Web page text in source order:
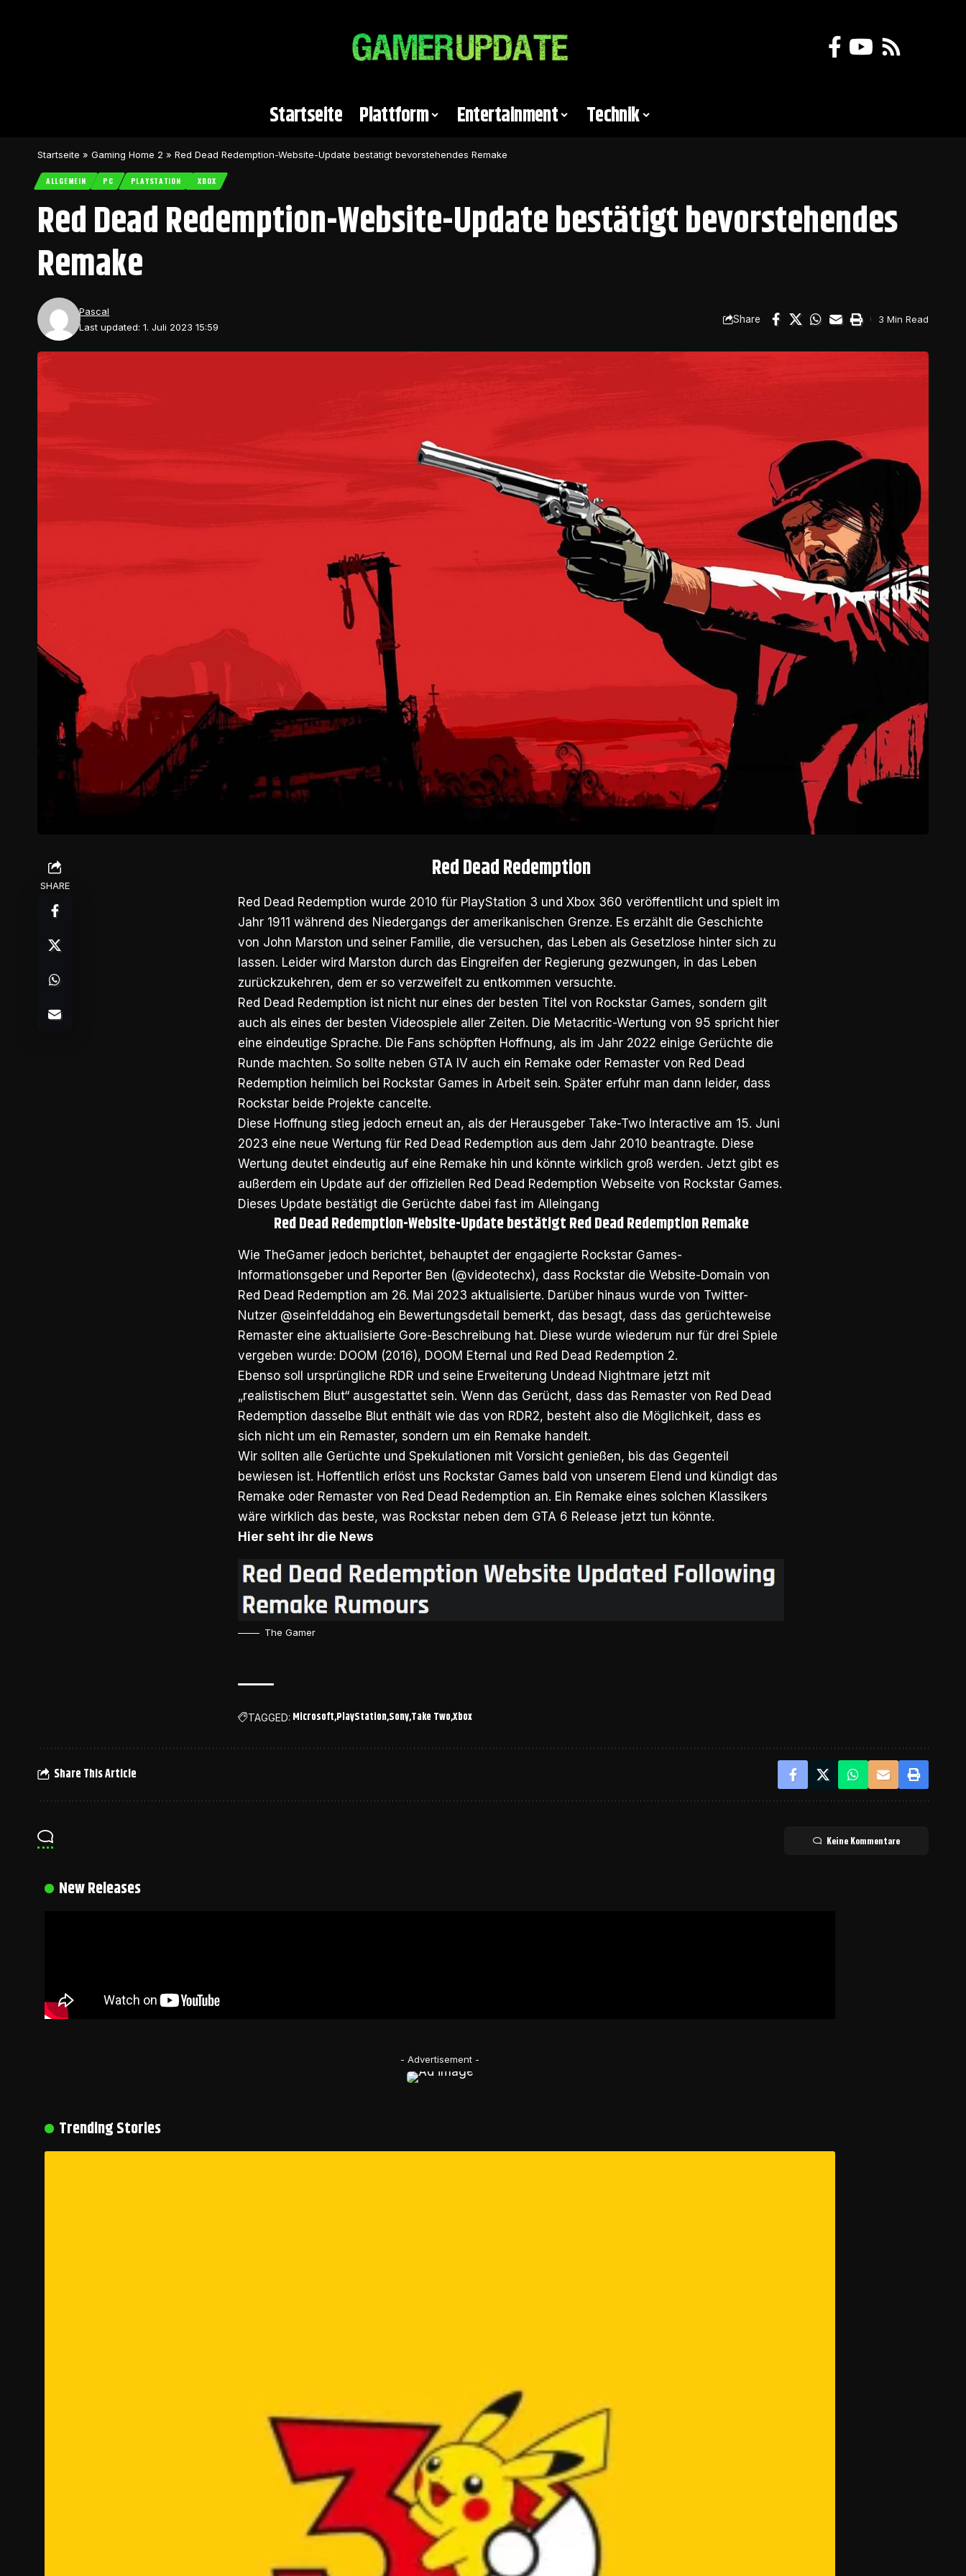
Startseite Plattform Entertainment Technik
Startseite » Gaming Home 2 » Red Dead Redemption-Website-Update bestätigt bevorstehendes Remake
ALLGEMEIN PC PLAYSTATION XBOX
Red Dead Redemption-Website-Update bestätigt bevorstehendes
Remake
Last updated: 1. Juli 2023 15:59
Pascal
Share 3 Min Read
SHARE
Red Dead Redemption
Red Dead Redemption wurde 2010 für PlayStation 3 und Xbox 360 veröffentlicht und spielt im
Jahr 1911 während des Niedergangs der amerikanischen Grenze. Es erzählt die Geschichte
von John Marston und seiner Familie, die versuchen, das Leben als Gesetzlose hinter sich zu
lassen. Leider wird Marston durch das Eingreifen der Regierung gezwungen, in das Leben
zurückzukehren, dem er so verzweifelt zu entkommen versuchte.
Red Dead Redemption ist nicht nur eines der besten Titel von Rockstar Games, sondern gilt
auch als eines der besten Videospiele aller Zeiten. Die Metacritic-Wertung von 95 spricht hier
eine eindeutige Sprache. Die Fans schöpften Hoffnung, als im Jahr 2022 einige Gerüchte die
Runde machten. So sollte neben GTA IV auch ein Remake oder Remaster von Red Dead
Redemption heimlich bei Rockstar Games in Arbeit sein. Später erfuhr man dann leider, dass
Rockstar beide Projekte cancelte.
Diese Hoffnung stieg jedoch erneut an, als der Herausgeber Take-Two Interactive am 15. Juni
2023 eine neue Wertung für Red Dead Redemption aus dem Jahr 2010 beantragte. Diese
Wertung deutet eindeutig auf eine Remake hin und könnte wirklich groß werden. Jetzt gibt es
außerdem ein Update auf der offiziellen Red Dead Redemption Webseite von Rockstar Games.
Dieses Update bestätigt die Gerüchte dabei fast im Alleingang
Red Dead Redemption-Website-Update bestätigt Red Dead Redemption Remake
Wie TheGamer jedoch berichtet, behauptet der engagierte Rockstar Games-
Informationsgeber und Reporter Ben (@videotechx), dass Rockstar die Website-Domain von
Red Dead Redemption am 26. Mai 2023 aktualisierte. Darüber hinaus wurde von Twitter-
Nutzer @seinfelddahog ein Bewertungsdetail bemerkt, das besagt, dass das gerüchteweise
Remaster eine aktualisierte Gore-Beschreibung hat. Diese wurde wiederum nur für drei Spiele
vergeben wurde: DOOM (2016), DOOM Eternal und Red Dead Redemption 2.
Ebenso soll ursprüngliche RDR und seine Erweiterung Undead Nightmare jetzt mit
„realistischem Blut“ ausgestattet sein. Wenn das Gerücht, dass das Remaster von Red Dead
Redemption dasselbe Blut enthält wie das von RDR2, besteht also die Möglichkeit, dass es
sich nicht um ein Remaster, sondern um ein Remake handelt.
Wir sollten alle Gerüchte und Spekulationen mit Vorsicht genießen, bis das Gegenteil
bewiesen ist. Hoffentlich erlöst uns Rockstar Games bald von unserem Elend und kündigt das
Remake oder Remaster von Red Dead Redemption an. Ein Remake eines solchen Klassikers
wäre wirklich das beste, was Rockstar neben dem GTA 6 Release jetzt tun könnte.
Hier seht ihr die News
The Gamer
TAGGED: Microsoft PlayStation SonyTake TwoXbox
Share This Article
Keine Kommentare
New Releases
- Advertisement -
Trending Stories